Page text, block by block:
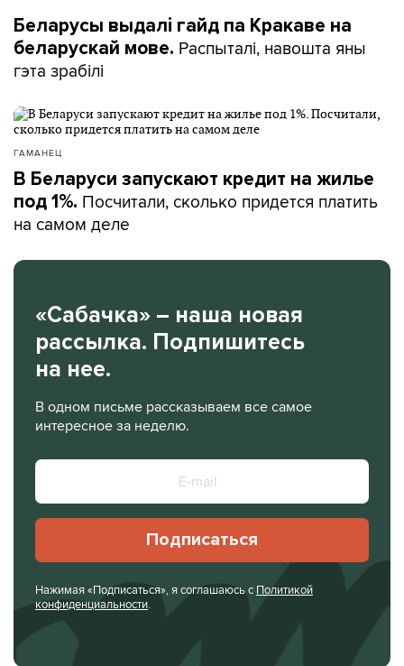
Беларусы выдалі гайд па Кракаве на
беларускай мове. Распыталі, навошта яны
гэта зрабілі
ГАМАНЕЦ
В Беларуси запускают кредит на жилье
под 1%. Посчитали, сколько придется платить
на самом деле
«Сабачка» – наша новая
рассылка. Подпишитесь
на нее.
В одном письме рассказываем все самое
интересное за неделю.
Подписаться
Нажимая «Подписаться», я соглашаюсь с Политикой
конфиденциальности.